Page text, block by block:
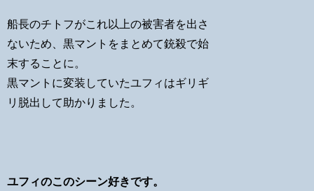
船長のチトフがこれ以上の被害者を出さ
ないため、黒マントをまとめて銃殺で始
末することに。
黒マントに変装していたユフィはギリギ
リ脱出して助かりました。
ユフィのこのシーン好きです。